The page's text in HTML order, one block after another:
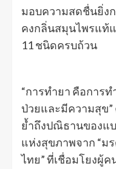
มอบความสดชื่นยิ่ง
คงกลิ่นสมุนไพรแท้
11 ชนิดครบถ้วน
“การทำยา คือการ
ป่วยและมีความสุข
ย้ำถึงปณิธานของแ
แห่งสุขภาพจาก “ม
ไทย” ที่เชื่อมโยงผู้